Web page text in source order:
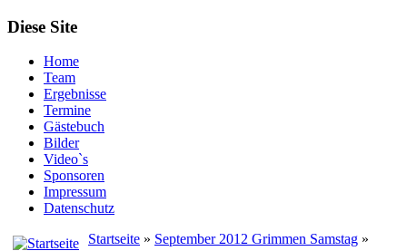
Diese Site
Home
Team
Ergebnisse
Termine
Gästebuch
Bilder
Video`s
Sponsoren
Impressum
Datenschutz
Startseite » September 2012 Grimmen Samstag »